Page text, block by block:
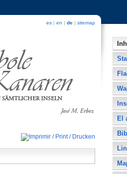
es | en | de | sitemap
El